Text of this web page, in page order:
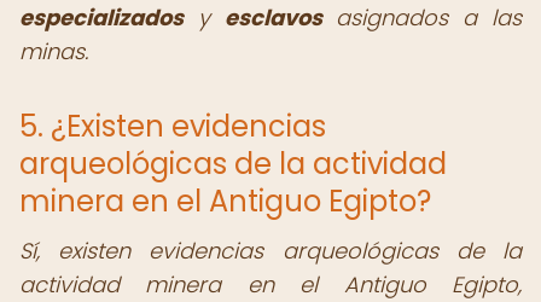
especializadosy esclavosasignados a las
minas.
5. ¿Existen evidencias
arqueológicas de la actividad
minera en el Antiguo Egipto?
Sí, existen evidencias arqueológicas de la
actividad minera en el Antiguo Egipto,